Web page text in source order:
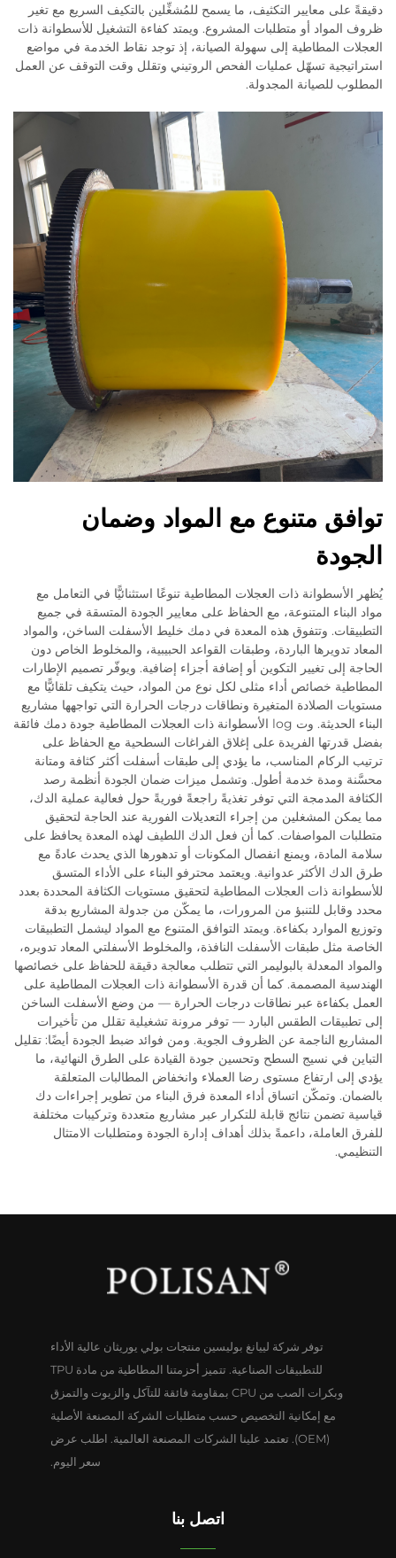
دقيقةً على معايير التكثيف، ما يسمح للمُشغِّلين بالتكيف السريع مع تغير
ظروف المواد أو متطلبات المشروع. ويمتد كفاءة التشغيل للأسطوانة ذات
العجلات المطاطية إلى سهولة الصيانة، إذ توجد نقاط الخدمة في مواضع
استراتيجية تسهّل عمليات الفحص الروتيني وتقلل وقت التوقف عن العمل
المطلوب للصيانة المجدولة.
توافق متنوع مع المواد وضمان
الجودة
يُظهر الأسطوانة ذات العجلات المطاطية تنوعًا استثنائيًّا في التعامل مع
مواد البناء المتنوعة، مع الحفاظ على معايير الجودة المتسقة في جميع
التطبيقات. وتتفوق هذه المعدة في دمك خليط الأسفلت الساخن، والمواد
المعاد تدويرها الباردة، وطبقات القواعد الحبيبية، والمخلوط الخاص دون
الحاجة إلى تغيير التكوين أو إضافة أجزاء إضافية. ويوفّر تصميم الإطارات
المطاطية خصائص أداء مثلى لكل نوع من المواد، حيث يتكيف تلقائيًّا مع
مستويات الصلادة المتغيرة ونطاقات درجات الحرارة التي تواجهها مشاريع
البناء الحديثة. وت log الأسطوانة ذات العجلات المطاطية جودة دمك فائقة
بفضل قدرتها الفريدة على إغلاق الفراغات السطحية مع الحفاظ على
ترتيب الركام المناسب، ما يؤدي إلى طبقات أسفلت أكثر كثافة ومتانة
محسَّنة ومدة خدمة أطول. وتشمل ميزات ضمان الجودة أنظمة رصد
الكثافة المدمجة التي توفر تغذيةً راجعةً فوريةً حول فعالية عملية الدك،
مما يمكن المشغلين من إجراء التعديلات الفورية عند الحاجة لتحقيق
متطلبات المواصفات. كما أن فعل الدك اللطيف لهذه المعدة يحافظ على
سلامة المادة، ويمنع انفصال المكونات أو تدهورها الذي يحدث عادةً مع
طرق الدك الأكثر عدوانية. ويعتمد محترفو البناء على الأداء المتسق
للأسطوانة ذات العجلات المطاطية لتحقيق مستويات الكثافة المحددة بعدد
محدد وقابل للتنبؤ من المرورات، ما يمكّن من جدولة المشاريع بدقة
وتوزيع الموارد بكفاءة. ويمتد التوافق المتنوع مع المواد ليشمل التطبيقات
الخاصة مثل طبقات الأسفلت النافذة، والمخلوط الأسفلتي المعاد تدويره،
والمواد المعدلة بالبوليمر التي تتطلب معالجة دقيقة للحفاظ على خصائصها
الهندسية المصممة. كما أن قدرة الأسطوانة ذات العجلات المطاطية على
العمل بكفاءة عبر نطاقات درجات الحرارة — من وضع الأسفلت الساخن
إلى تطبيقات الطقس البارد — توفر مرونة تشغيلية تقلل من تأخيرات
المشاريع الناجمة عن الظروف الجوية. ومن فوائد ضبط الجودة أيضًا: تقليل
التباين في نسيج السطح وتحسين جودة القيادة على الطرق النهائية، ما
يؤدي إلى ارتفاع مستوى رضا العملاء وانخفاض المطالبات المتعلقة
بالضمان. وتمكّن اتساق أداء المعدة فرق البناء من تطوير إجراءات دك
قياسية تضمن نتائج قابلة للتكرار عبر مشاريع متعددة وتركيبات مختلفة
للفرق العاملة، داعمةً بذلك أهداف إدارة الجودة ومتطلبات الامتثال
التنظيمي.
توفر شركة لييانغ بوليسين منتجات بولي يوريثان عالية الأداء
للتطبيقات الصناعية. تتميز أحزمتنا المطاطية من مادة TPU
وبكرات الصب من CPU بمقاومة فائقة للتآكل والزيوت والتمزق
مع إمكانية التخصيص حسب متطلبات الشركة المصنعة الأصلية
(OEM). تعتمد علينا الشركات المصنعة العالمية. اطلب عرض
سعر اليوم.
اتصل بنا